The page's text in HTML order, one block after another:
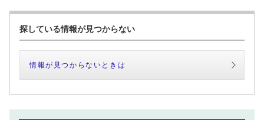
探している情報が見つからない
情報が見つからないときは